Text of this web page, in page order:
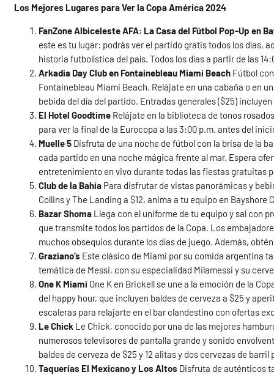
Los Mejores Lugares para Ver la Copa América 2024
FanZone Albiceleste AFA: La Casa del Fútbol Pop-Up en
este es tu lugar: podrás ver el partido gratis todos los días,
historia futbolística del país. Todos los días a partir de las
Arkadia Day Club en Fontainebleau Miami Beach Fútbol
Fontainebleau Miami Beach. Relájate en una cabaña o en
bebida del día del partido. Entradas generales ($25)
El Hotel Goodtime Relájate en la biblioteca de tonos
para ver la final de la Eurocopa a las 3:00 p.m. antes del
Muelle 5 Disfruta de una noche de fútbol con la brisa de la
cada partido en una noche mágica frente al mar. Espera
entretenimiento en vivo durante todas las fiestas gratuitas
Club de la Bahía Para disfrutar de vistas panorámicas y
Collins y The Landing a $12, anima a tu equipo en Bayshore
Bazar Shoma Llega con el uniforme de tu equipo y sal con
que transmite todos los partidos de la Copa. Los
muchos obsequios durante los días de juego. Además,
Graziano’s Este clásico de Miami por su comida argentina
temática de Messi, con su especialidad Milamessi y su
One K Miami One K en Brickell se une a la emoción de la
del happy hour, que incluyen baldes de cerveza a $25 y
escaleras para relajarte en el bar clandestino con ofertas
Le Chick Le Chick, conocido por una de las mejores
numerosos televisores de pantalla grande y sonido
baldes de cerveza de $25 y 12 alitas y dos cervezas de barril
Taquerías El Mexicano y Los Altos Disfruta de auténticos